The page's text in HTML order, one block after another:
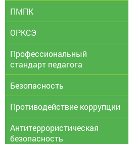
ПМПК
ОРКСЭ
Профессиональный
стандарт педагога
Безопасность
Противодействие коррупции
Антитеррористическая
безопасность